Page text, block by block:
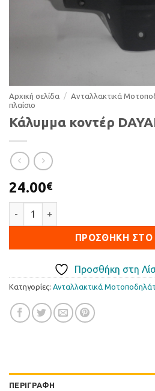
Αρχική σελίδα / Ανταλλακτικά
πλαίσιο
Κάλυμμα κοντέρ
24.00€
ΠΡΟΣΘΉΚΗ ΣΤΟ
Προσθήκη στη
Κατηγορίες: Ανταλλακτικά
ΠΕΡΙΓΡΑΦΉ